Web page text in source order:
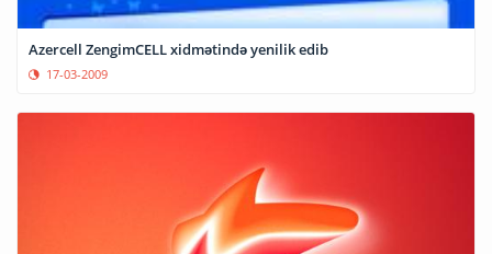
Azercell ZengimCELL xidmətində yenilik edib
17-03-2009